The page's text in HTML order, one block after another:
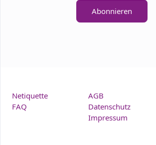
Abonnieren
Netiquette
FAQ
AGB
Datenschutz
Impressum